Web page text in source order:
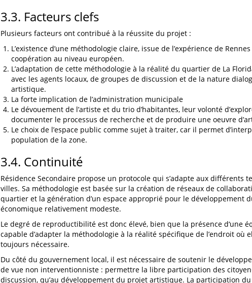
3.3. Facteurs clefs
Plusieurs facteurs ont contribué à la réussite du projet :
L’existence d’une méthodologie claire, issue de l’expérience de
coopération au niveau européen.
L’adaptation de cette méthodologie à la réalité du quartier de La
avec les agents locaux, de groupes de discussion et de la nature
artistique.
La forte implication de l’administration municipale
Le dévouement de l’artiste et du trio d’habitantes, leur volonté
documenter le processus de recherche et de produire une oeuvre
Le choix de l’espace public comme sujet à traiter, car il permet
population de la zone.
3.4. Continuité
Résidence Secondaire propose un protocole qui s’adapte aux différents
villes. Sa méthodologie est basée sur la création de réseaux de
quartier et la génération d’un espace approprié pour le développement
économique relativement modeste.
Le degré de reproductibilité est donc élevé, bien que la présence d‘une
capable d’adapter la méthodologie à la réalité spécifique de l’endroit où
toujours nécessaire.
Du côté du gouvernement local, il est nécessaire de soutenir le
de vue non interventionniste : permettre la libre participation des
discussion, qu’au développement du projet artistique. La participation